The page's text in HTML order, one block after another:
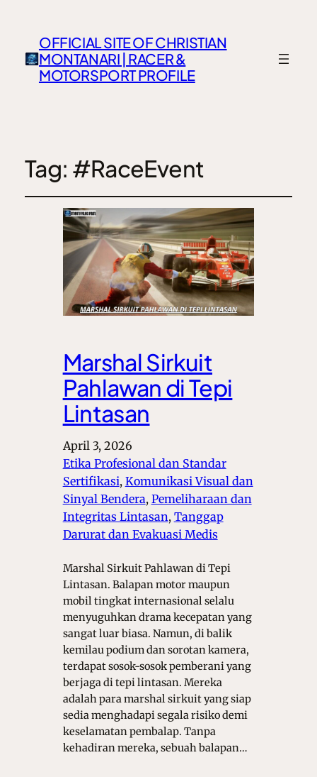
OFFICIAL SITE OF CHRISTIAN
MONTANARI | RACER &
MOTORSPORT PROFILE
Tag: #RaceEvent
Marshal Sirkuit
Pahlawan di Tepi
Lintasan
April 3, 2026
Etika Profesional dan Standar
Sertifikasi, Komunikasi Visual dan
Sinyal Bendera, Pemeliharaan dan
Integritas Lintasan, Tanggap
Darurat dan Evakuasi Medis
Marshal Sirkuit Pahlawan di Tepi
Lintasan. Balapan motor maupun
mobil tingkat internasional selalu
menyuguhkan drama kecepatan yang
sangat luar biasa. Namun, di balik
kemilau podium dan sorotan kamera,
terdapat sosok-sosok pemberani yang
berjaga di tepi lintasan. Mereka
adalah para marshal sirkuit yang siap
sedia menghadapi segala risiko demi
keselamatan pembalap. Tanpa
kehadiran mereka, sebuah balapan…